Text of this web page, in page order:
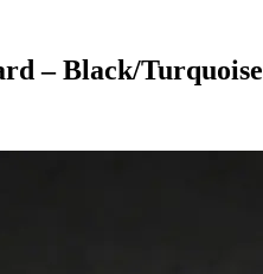
– Black/Turquoise